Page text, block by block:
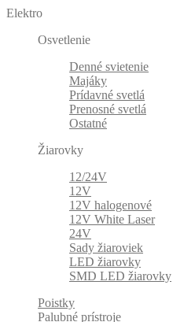
Elektro
Osvetlenie
Denné svietenie
Majáky
Prídavné svetlá
Prenosné svetlá
Ostatné
Žiarovky
12/24V
12V
12V halogenové
12V White Laser
24V
Sady žiaroviek
LED žiarovky
SMD LED žiarovky
Poistky
Palubné prístroje